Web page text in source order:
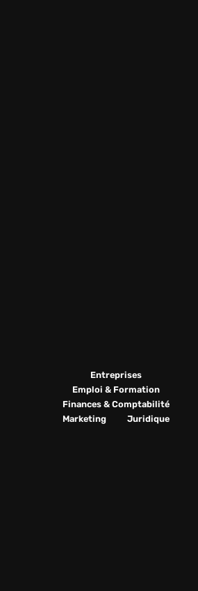
Entreprises
Emploi & Formation
Finances & Comptabilité
Marketing
Juridique